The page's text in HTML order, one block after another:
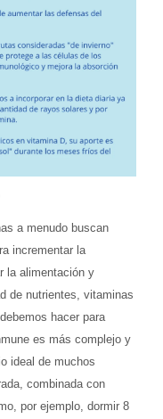
a menudo buscan
incrementar la
la alimentación y
de nutrientes, vitaminas
hacer para
es más complejo y
ideal de muchos
combinada con
por ejemplo, dormir 8